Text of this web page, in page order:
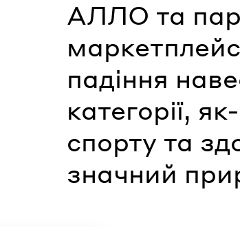
АЛЛО та
падіння
категорії,
спорту та
значний